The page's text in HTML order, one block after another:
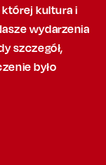
której kultura i
wydarzenia
szczegół,
było